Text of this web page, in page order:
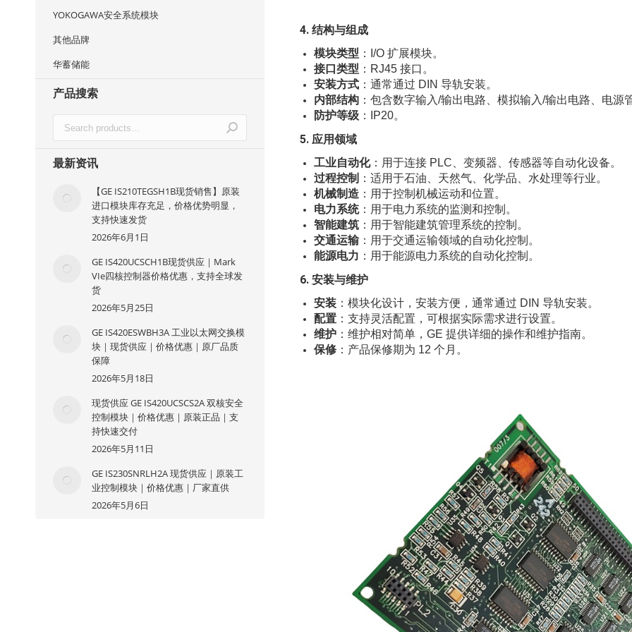
4. 结构与组成
模块类型 ：I/O 扩展模块。
接口类型 ：RJ45 接口。
安装方式 ：通常通过 DIN 导轨安装。
内部结构 ：包含数字输入/输出电路、模拟输入/输出电路、电源
防护等级 ：IP20。
5. 应用领域
工业自动化：用于连接 PLC、变频器、传感器等自动化设备。
过程控制 ：适用于石油、天然气、化学品、水处理等行业。
机械制造 ：用于控制机械运动和位置。
电力系统：用于电力系统的监测和控制。
智能建筑 ：用于智能建筑管理系统的控制。
交通运输：用于交通运输领域的自动化控制。
能源电力 ：用于能源电力系统的自动化控制。
6. 安装与维护
安装 ：模块化设计，安装方便，通常通过 DIN 导轨安装。
配置 ：支持灵活配置，可根据实际需求进行设置。
维护 ：维护相对简单，GE 提供详细的操作和维护指南。
保修 ：产品保修期为 12 个月。
YOKOGAWA安全系统模块
其他品牌
华蓄储能
产品搜索
最新资讯
【GE IS210TEGSH1B现货销售】原装
进口模块库存充足，价格优势明显，
支持快速发货
2026年6月1日
GE IS420UCSCH1B现货供应｜Mark
VIe四核控制器价格优惠，支持全球发
货
2026年5月25日
GE IS420ESWBH3A 工业以太网交换模
块｜现货供应｜价格优惠｜原厂品质
保障
2026年5月18日
现货供应 GE IS420UCSCS2A 双核安全
控制模块｜价格优惠｜原装正品｜支
持快速交付
2026年5月11日
GE IS230SNRLH2A 现货供应｜原装工
业控制模块｜价格优惠｜厂家直供
2026年5月6日